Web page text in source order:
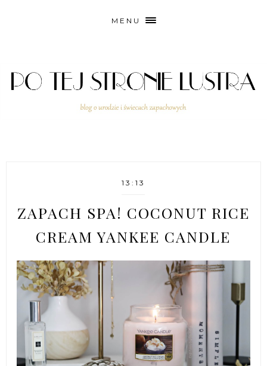
MENU
13:13
ZAPACH SPA! COCONUT RICE
CREAM YANKEE CANDLE